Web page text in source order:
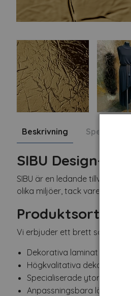
Beskrivning
SIBU Design-
SIBU är en ledande
olika miljöer, tack vare SIBU:s
Produktsortiment
Vi erbjuder ett brett sortiment
Dekorativa laminat och
Högkvalitativa dekorativa
Specialiserade ytor och
Anpassningsbara